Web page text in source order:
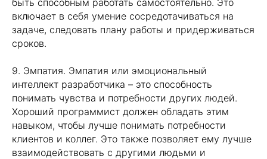
быть способным работать самостоятельно. Это
включает в себя умение сосредотачиваться на
задаче, следовать плану работы и придерживаться
сроков.
9. Эмпатия. Эмпатия или эмоциональный
интеллект разработчика – это способность
понимать чувства и потребности других людей.
Хороший программист должен обладать этим
навыком, чтобы лучше понимать потребности
клиентов и коллег. Это также позволяет ему лучше
взаимодействовать с другими людьми и